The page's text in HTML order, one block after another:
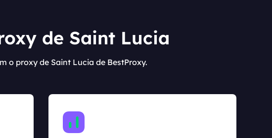
de Saint Lucia
o proxy de Saint Lucia de BestProxy.